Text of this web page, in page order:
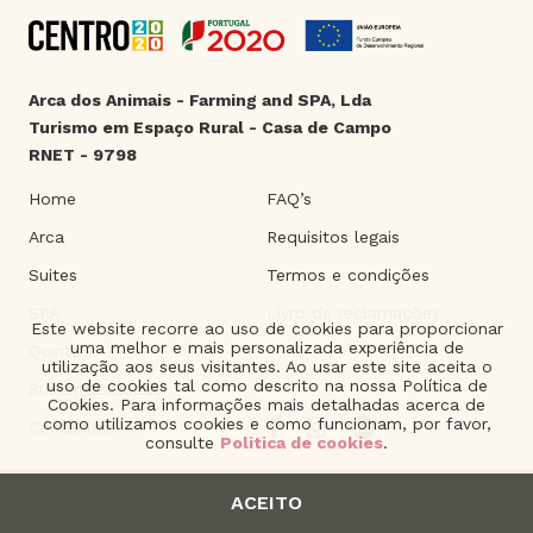
Este website recorre ao uso de cookies para proporcionar
uma melhor e mais personalizada experiência de
utilização aos seus visitantes. Ao usar este site aceita o
uso de cookies tal como descrito na nossa Política de
Cookies. Para informações mais detalhadas acerca de
como utilizamos cookies e como funcionam, por favor,
consulte Politica de cookies.
ACEITO
Arca dos Animais - Farming and SPA, Lda
Turismo em Espaço Rural - Casa de Campo
RNET - 9798
Home
Arca
Suites
Quinta
Sustentabilidade
Contactos
FAQ’s
Requisitos legais
Termos e condições
2021 © Arca dos Animais. | Product of